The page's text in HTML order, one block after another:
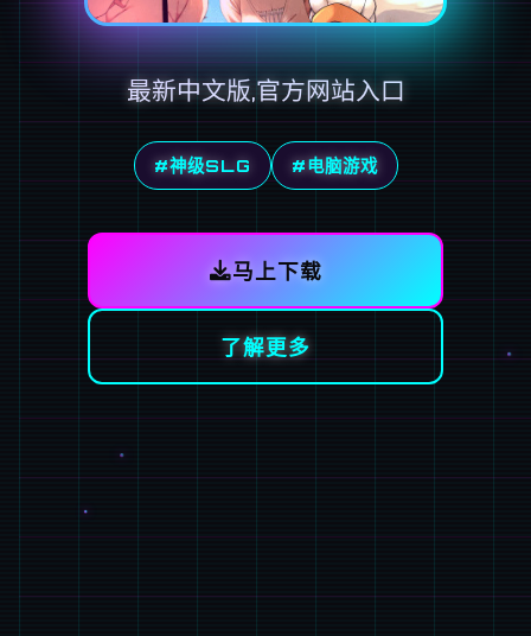
最新中文版,官方网站入口
#神级SLG #电脑游戏
马上下载
了解更多